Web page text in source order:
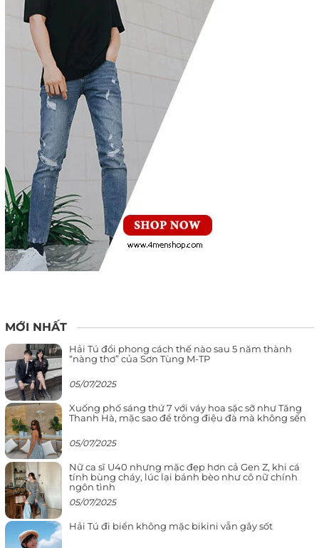
MỚI NHẤT
Hải Tú đổi phong cách thế nào sau 5 năm thành
“nàng thơ” của Sơn Tùng M-TP
05/07/2025
Xuống phố sáng thứ 7 với váy hoa sặc sỡ như Tăng
Thanh Hà, mặc sao để trông điệu đà mà không sến
05/07/2025
Nữ ca sĩ U40 nhưng mặc đẹp hơn cả Gen Z, khi cá
tính bùng cháy, lúc lại bánh bèo như cô nữ chính
ngôn tình
05/07/2025
Hải Tú đi biển không mặc bikini vẫn gây sốt